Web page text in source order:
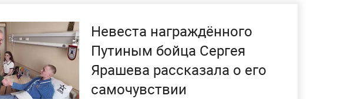
Невеста награждённого
Путиным бойца Сергея
Ярашева рассказала о его
самочувствии